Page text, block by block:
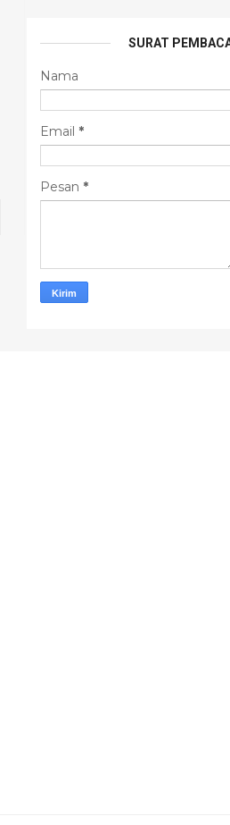
SURAT
Nama
Email *
Pesan *